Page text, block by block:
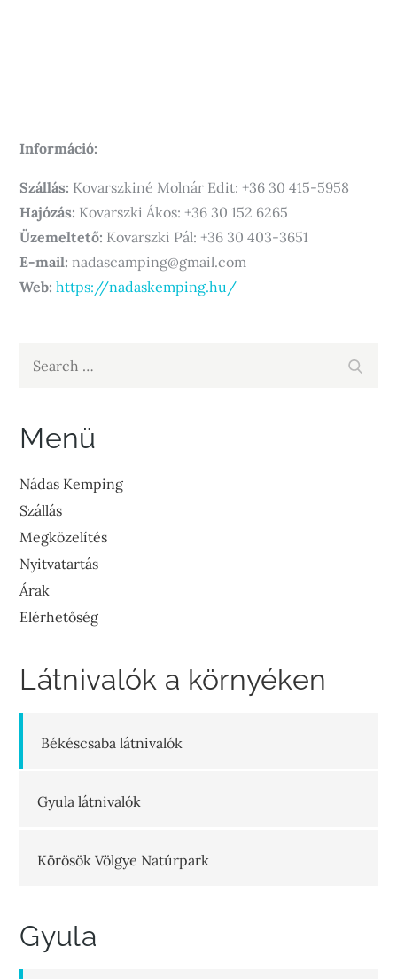
Információ:
Szállás: Kovarszkiné Molnár Edit: +36 30 415-5958
Hajózás: Kovarszki Ákos: +36 30 152 6265
Üzemeltető: Kovarszki Pál: +36 30 403-3651
E-mail: nadascamping@gmail.com
Web: https://nadaskemping.hu/
Menü
Nádas Kemping
Szállás
Megközelítés
Nyitvatartás
Árak
Elérhetőség
Látnivalók a környéken
Békéscsaba látnivalók
Gyula látnivalók
Körösök Völgye Natúrpark
Gyula